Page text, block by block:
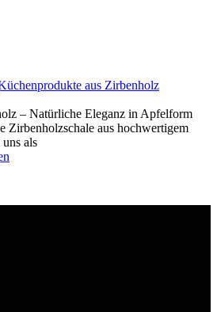
aus Zirbenholz
– Natürliche Eleganz in Apfelform
Zirbenholzschale aus hochwertigem
als